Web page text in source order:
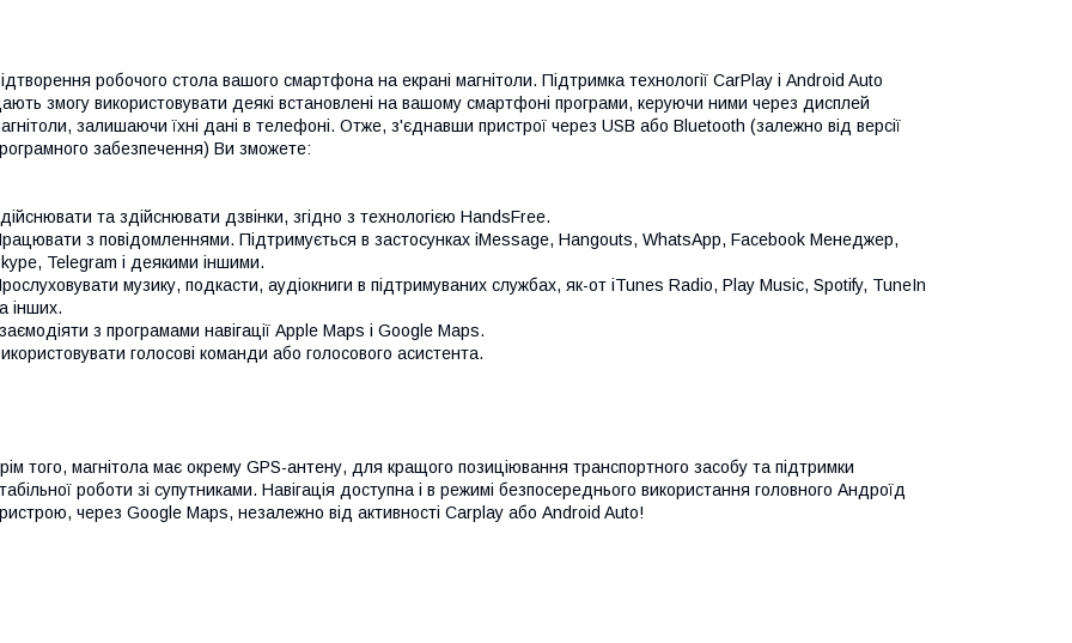
робочого стола вашого смартфона на екрані магнітоли. Підтримка технології CarPlay і Android Auto
змогу використовувати деякі встановлені на вашому смартфоні програми, керуючи ними через дисплей
залишаючи їхні дані в телефоні. Отже, з'єднавши пристрої через USB або Bluetooth (залежно від версії
забезпечення) Ви зможете:
та здійснювати дзвінки, згідно з технологією HandsFree.
з повідомленнями. Підтримується в застосунках iMessage, Hangouts, WhatsApp, Facebook Менеджер,
Telegram і деякими іншими.
музику, подкасти, аудіокниги в підтримуваних службах, як-от iTunes Radio, Play Music, Spotify, TuneIn
інших.
з програмами навігації Apple Maps і Google Maps.
голосові команди або голосового асистента.
того, магнітола має окрему GPS-антену, для кращого позиціювання транспортного засобу та підтримки
роботи зі супутниками. Навігація доступна і в режимі безпосереднього використання головного Андроїд
через Google Maps, незалежно від активності Carplay або Android Auto!